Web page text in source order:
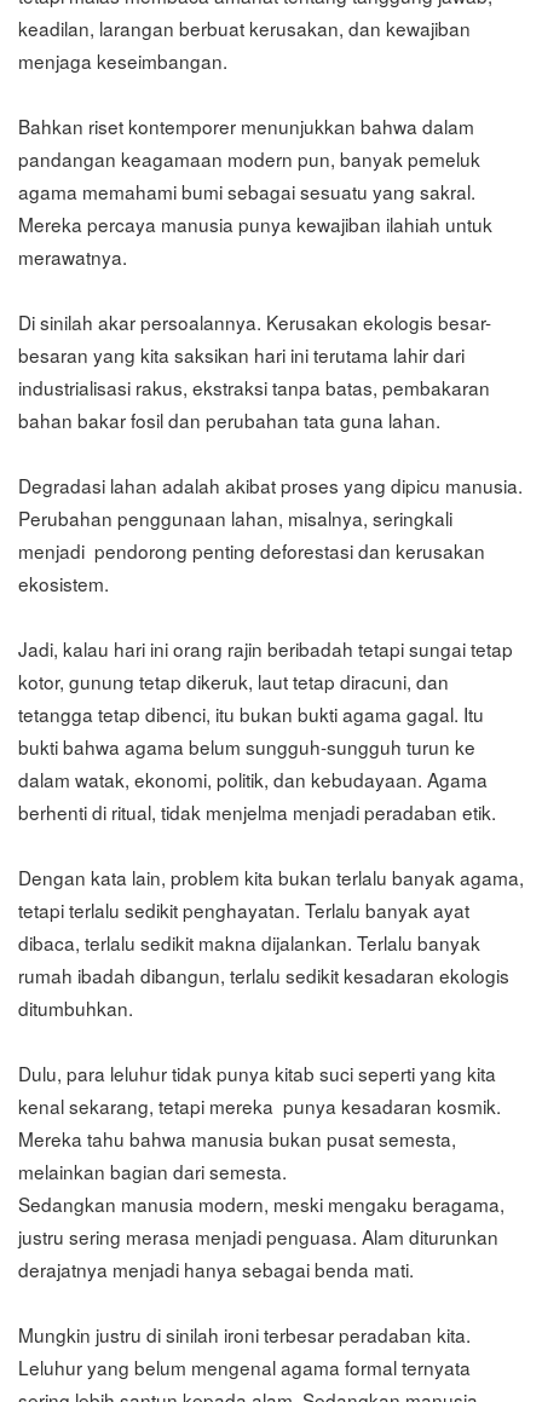
keadilan, larangan berbuat kerusakan, dan kewajiban
menjaga keseimbangan.
Bahkan riset kontemporer menunjukkan bahwa dalam
pandangan keagamaan modern pun, banyak pemeluk
agama memahami bumi sebagai sesuatu yang sakral.
Mereka percaya manusia punya kewajiban ilahiah untuk
merawatnya.
Di sinilah akar persoalannya. Kerusakan ekologis besar-
besaran yang kita saksikan hari ini terutama lahir dari
industrialisasi rakus, ekstraksi tanpa batas, pembakaran
bahan bakar fosil dan perubahan tata guna lahan.
Degradasi lahan adalah akibat proses yang dipicu manusia.
Perubahan penggunaan lahan, misalnya, seringkali
menjadi pendorong penting deforestasi dan kerusakan
ekosistem.
Jadi, kalau hari ini orang rajin beribadah tetapi sungai tetap
kotor, gunung tetap dikeruk, laut tetap diracuni, dan
tetangga tetap dibenci, itu bukan bukti agama gagal. Itu
bukti bahwa agama belum sungguh-sungguh turun ke
dalam watak, ekonomi, politik, dan kebudayaan. Agama
berhenti di ritual, tidak menjelma menjadi peradaban etik.
Dengan kata lain, problem kita bukan terlalu banyak agama,
tetapi terlalu sedikit penghayatan. Terlalu banyak ayat
dibaca, terlalu sedikit makna dijalankan. Terlalu banyak
rumah ibadah dibangun, terlalu sedikit kesadaran ekologis
ditumbuhkan.
Dulu, para leluhur tidak punya kitab suci seperti yang kita
kenal sekarang, tetapi mereka punya kesadaran kosmik.
Mereka tahu bahwa manusia bukan pusat semesta,
melainkan bagian dari semesta.
Sedangkan manusia modern, meski mengaku beragama,
justru sering merasa menjadi penguasa. Alam diturunkan
derajatnya menjadi hanya sebagai benda mati.
Mungkin justru di sinilah ironi terbesar peradaban kita.
Leluhur yang belum mengenal agama formal ternyata